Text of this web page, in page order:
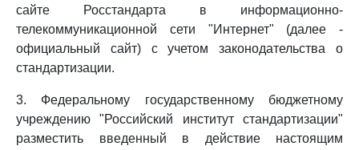
сайте Росстандарта в информационно-
телекоммуникационной сети "Интернет" (далее -
официальный сайт) с учетом законодательства о
стандартизации.
3. Федеральному государственному бюджетному
учреждению "Российский институт стандартизации"
разместить введенный в действие настоящим